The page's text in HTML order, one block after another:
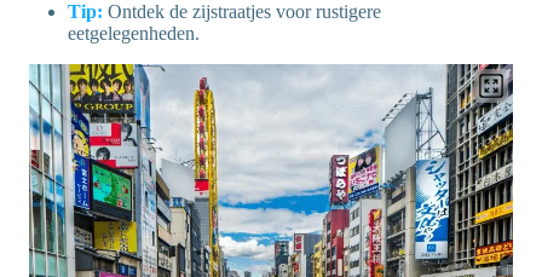
Tip: Ontdek de zijstraatjes voor rustigere
eetgelegenheden.